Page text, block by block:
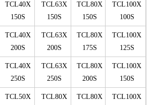
TCL40X
150S
TCL63X
150S
TCL80X
150S
TCL100X
100S
TCL40X
200S
TCL63X
200S
TCL80X
175S
TCL100X
125S
TCL40X
250S
TCL63X
250S
TCL80X
200S
TCL100X
150S
TCL50X
TCL80X
TCL80X
TCL100X